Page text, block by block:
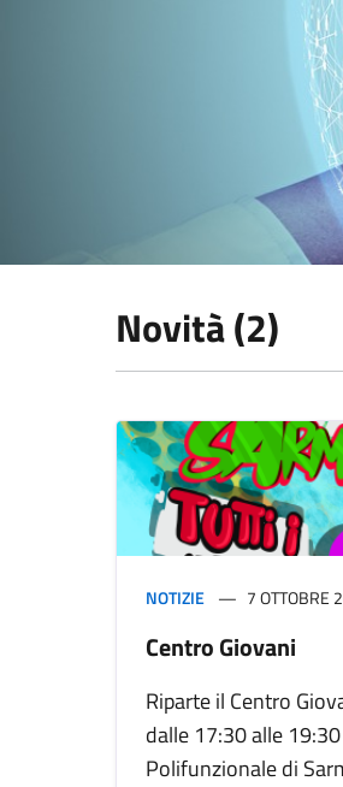
Novità (2)
NOTIZIE 7 OTTOBRE
Centro Giovani
Riparte il Centro
dalle 17:30 alle
Polifunzionale di